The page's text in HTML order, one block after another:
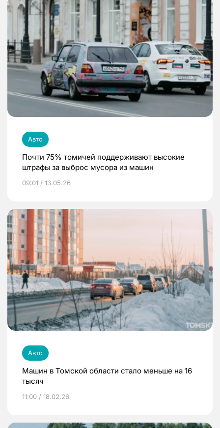
Авто
Почти 75% томичей поддерживают высокие
штрафы за выброс мусора из машин
09:01 / 13.05.26
Авто
Машин в Томской области стало меньше на 16
тысяч
11:00 / 18.02.26